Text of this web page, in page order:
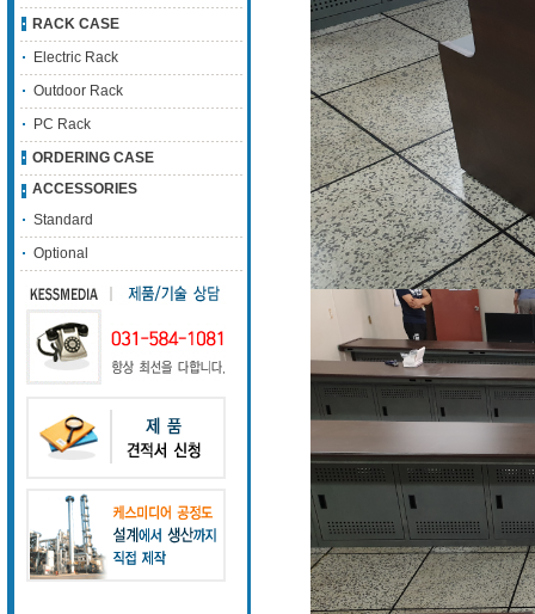
RACK CASE
Electric Rack
Outdoor Rack
PC Rack
ORDERING CASE
ACCESSORIES
Standard
Optional